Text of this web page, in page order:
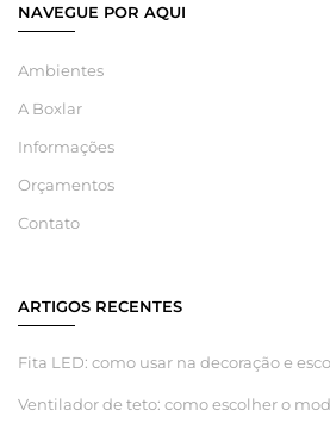
NAVEGUE POR AQUI
Ambientes
A Boxlar
Informações
Orçamentos
Contato
ARTIGOS RECENTES
Fita LED: como usar na decoração e
Ventilador de teto: como escolher o